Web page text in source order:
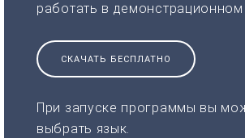
работать в
СКАЧАТЬ БЕСПЛАТНО
При запуске программы вы
выбрать язык.